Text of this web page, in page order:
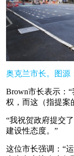
奥克兰市长。图源
Brown市长表示：
权，而这（指提案
“我祝贺政府提交
建设性态度。”
这位市长强调：“